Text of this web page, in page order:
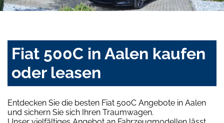
Fiat 500C in Aalen kaufen
oder leasen
Entdecken Sie die besten Fiat 500C Angebote in Aalen
und sichern Sie sich Ihren Traumwagen.